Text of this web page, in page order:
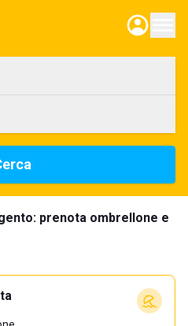
prenota ombrellone e